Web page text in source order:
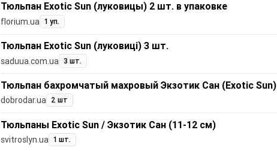
Тюльпан Exotic Sun (луковицы) 2 шт. в упаковке
florium.ua 1 уп.
Тюльпан Exotic Sun (луковиці) 3 шт.
saduua.com.ua 3 шт.
Тюльпан бахромчатый махровый Экзотик Сан (Exotic Sun)
dobrodar.ua 2 шт
Тюльпаны Exotic Sun / Экзотик Сан (11-12 см)
svitroslyn.ua 1 шт.